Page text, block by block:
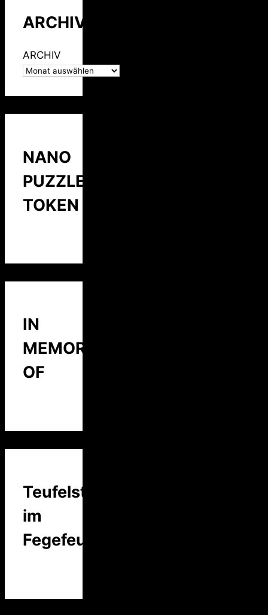
ARCHIV
ARCHIV
NANO
PUZZLE
TOKEN
IN
MEMORY
OF
Teufelstalk
im
Fegefeuer